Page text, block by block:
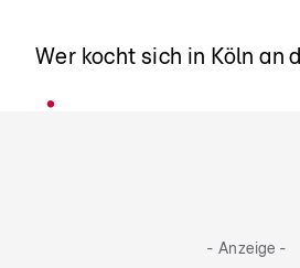
Wer kocht sich in Köln an
- Anzeige -